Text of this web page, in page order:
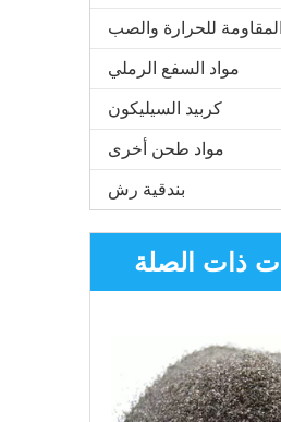
المقاومة للحرارة والصب
مواد السفع الرملي
كربيد السيليكون
مواد طحن أخرى
بندقية رش
ذات الصلة